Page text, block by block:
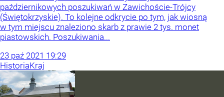
październikowych poszukiwań w Zawichoście-Trójcy
(Świętokrzyskie). To kolejne odkrycie po tym, jak wiosną
w tym miejscu znaleziono skarb z prawie 2 tys. monet
piastowskich. Poszukiwania...
23 paź 2021 19:29
HistoriaKraj